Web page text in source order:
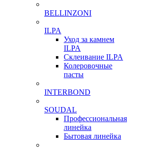
BELLINZONI
ILPA
Уход за камнем
ILPA
Склеивание ILPA
Колеровочные
пасты
INTERBOND
SOUDAL
Профессиональная
линейка
Бытовая линейка